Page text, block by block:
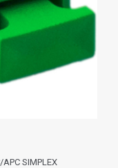
APC SIMPLEX